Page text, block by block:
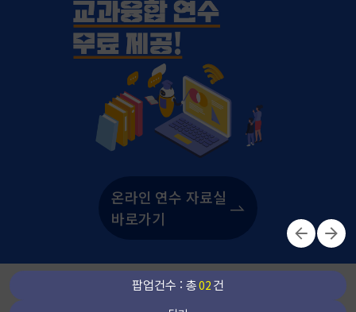
팝업건수 : 총02 건
온라인 연수 자료실
바로가기